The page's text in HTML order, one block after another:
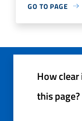
GO TO PAGE
How
this page?